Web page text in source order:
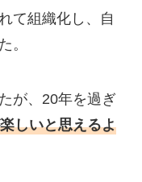
て組織化し、自
。
が、20年を過ぎ
しいと思えるよ